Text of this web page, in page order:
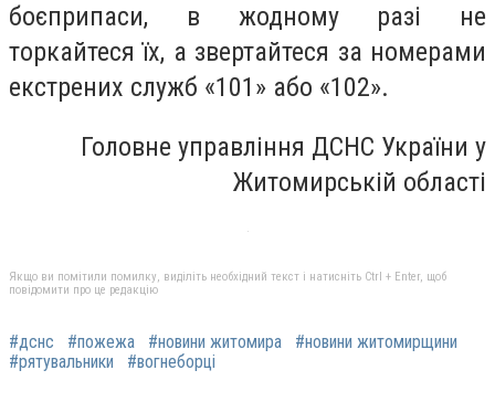
боєприпаси, в жодному разі не
торкайтеся їх, а звертайтеся за номерами
екстрених служб «101» або «102».
Головне управління ДСНС України у
Житомирській області
Якщо ви помітили помилку, виділіть необхідний текст і натисніть Ctrl + Enter, щоб
повідомити про це редакцію
#дснс #пожежа #новини житомира
#новини житомирщини
#рятувальники
#вогнеборці